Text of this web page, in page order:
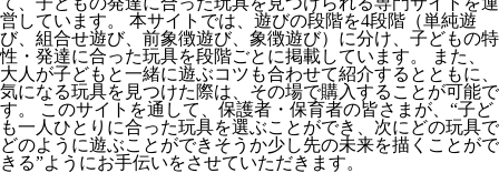
営しています。 本サイトでは、遊びの段階を4段階（単純遊
び、組合せ遊び、前象徴遊び、象徴遊び）に分け、子どもの特
性・発達に合った玩具を段階ごとに掲載しています。 また、
大人が子どもと一緒に遊ぶコツも合わせて紹介するとともに、
気になる玩具を見つけた際は、その場で購入することが可能で
す。 このサイトを通して、保護者・保育者の皆さまが、“子ど
も一人ひとりに合った玩具を選ぶことができ、次にどの玩具で
どのように遊ぶことができそうか少し先の未来を描くことがで
きる”ようにお手伝いをさせていただきます。